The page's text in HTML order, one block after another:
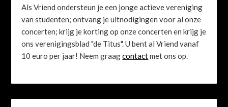
Als Vriend ondersteun je een jonge actieve vereniging
van studenten; ontvang je uitnodigingen voor al onze
concerten; krijg je korting op onze concerten en krijg je
ons verenigingsblad "de Titus". U bent al Vriend vanaf
10 euro per jaar! Neem graagcontactmet ons op.